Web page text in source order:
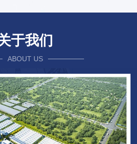
于我们
ABOUT US